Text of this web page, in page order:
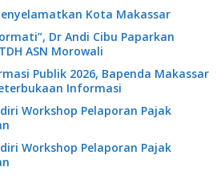
Kota Makassar
Dr Andi Cibu Paparkan
ASN Morowali
Publik 2026, Bapenda Makassar
Informasi
Workshop Pelaporan Pajak
Workshop Pelaporan Pajak